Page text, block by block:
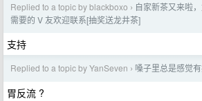
Replied to a topic by blackboxo › 自家新茶又来啦
需要的 V 友欢迎联系[抽奖送龙井茶]
支持
Replied to a topic by YanSeven › 嗓子里总是感觉
胃反流 ?